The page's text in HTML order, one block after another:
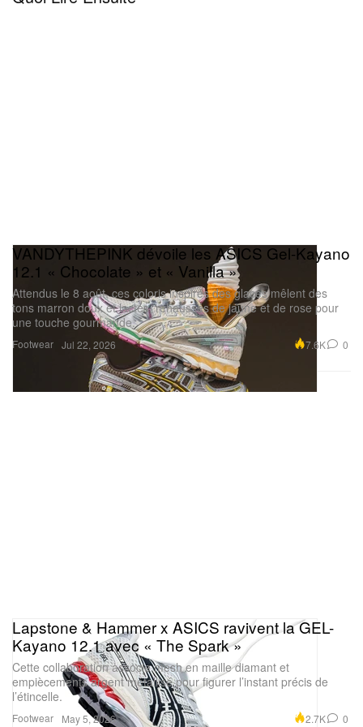
Footwear
VANDYTHEPINK dévoile les ASICS Gel-Kayano
12.1 « Chocolate » et « Vanilla »
Attendus le 8 août, ces coloris inspirés des glaces mêlent des
tons marron doux et lactés, rehaussés de jaune et de rose pour
une touche gourmande.
Jul 22, 2026 7.6K 0
Footwear
Lapstone & Hammer x ASICS ravivent la GEL-
Kayano 12.1 avec « The Spark »
Cette collaboration associe mesh en maille diamant et
empiècements argent métallisé pour figurer l’instant précis de
l’étincelle.
May 5, 2026 2.7K 0